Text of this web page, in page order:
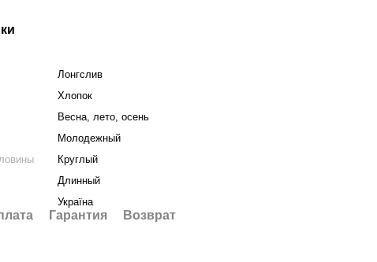
Лонгслив
Хлопок
Весна, лето, осень
Молодежный
Круглый
Длинный
Україна
Гарантия Возврат